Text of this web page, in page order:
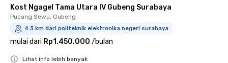
Kost Ngagel Tama Utara IV Gubeng Surabaya
Pucang Sewu, Gubeng
4.3 km dari politeknik elektronika negeri surabaya
mulai dari Rp1.450.000 /bulan
Lihat info lebih banyak